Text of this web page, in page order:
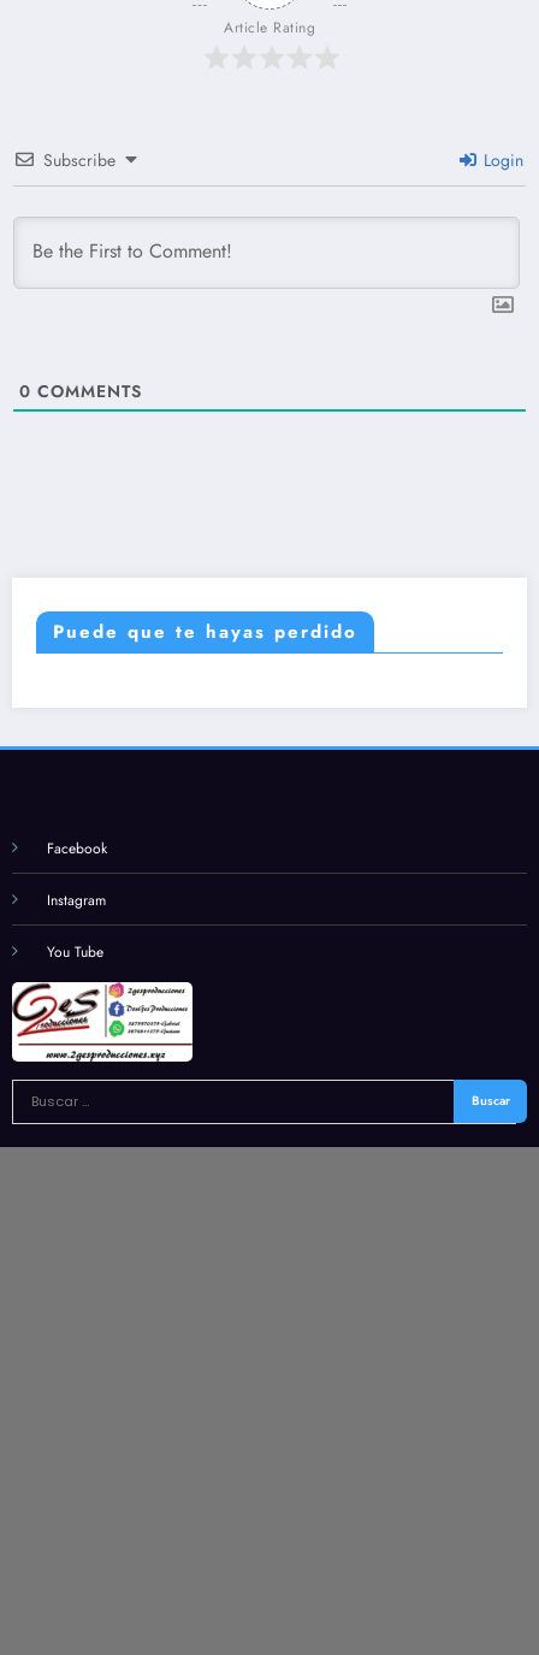
Article Rating
Subscribe Login
0 COMMENTS
Puede que te hayas perdido
Facebook
Instagram
You Tube